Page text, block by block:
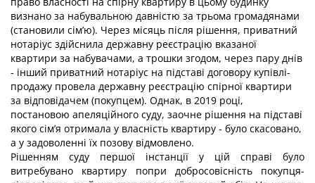
визнано за набувальною давністю за трьома громадянами
(становили сім’ю). Через місяць після рішення, приватний
нотаріус здійснила державну реєстрацію вказаної
квартири за набувачами, а трошки згодом, через пару днів
- інший приватний нотаріус на підставі договору купівлі-
продажу провела державну реєстрацію спірної квартири
за відповідачем (покупцем). Однак, в 2019 році,
постановою апеляційного суду, заочне рішення на підставі
якого сім’я отримала у власність квартиру - було скасовано,
а у задоволенні їх позову відмовлено.
Рішенням суду першої інстанції у цій справі було
витребувано квартиру попри добросовісність покупця-